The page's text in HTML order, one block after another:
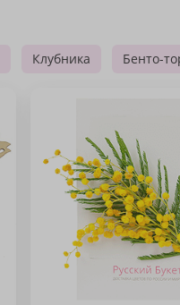
Клубника Бенто-